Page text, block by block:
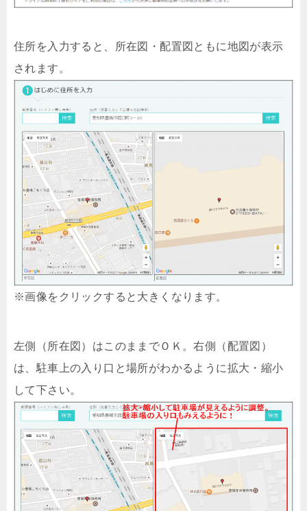
住所を入力すると、所在図・配置図ともに地図が表示
されます。
※画像をクリックすると大きくなります。
左側（所在図）はこのままでＯＫ。右側（配置図）
は、駐車上の入り口と場所がわかるように拡大・縮小
して下さい。